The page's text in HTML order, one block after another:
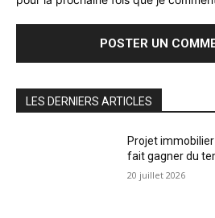
LES DERNIERS ARTICLES
Projet
fait gagner du
20 juillet 2026